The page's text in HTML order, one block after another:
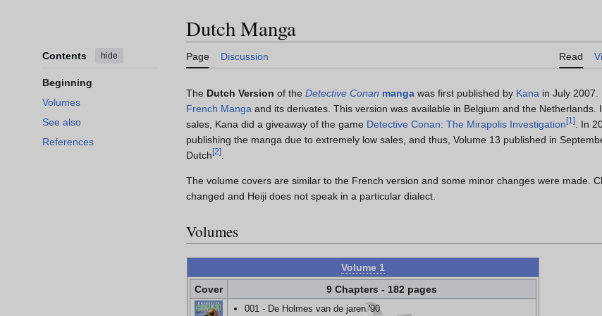
Contents hide
Beginning
Volumes
See also
References
Dutch Manga
Page Discussion Read
The Dutch Version of the Detective Conan manga was first published by Kana in July 2007.
French Manga and its derivates. This version was available in Belgium and the Netherlands.
sales, Kana did a giveaway of the game Detective Conan: The Mirapolis Investigation [1 ]
. In
publishing the manga due to extremely low sales, and thus, Volume 13 published in
Dutch [2]
The volume covers are similar to the French version and some minor changes were made.
changed and Heiji does not speak in a particular dialect.
Volumes
Volume 1
Cover
9 Chapters - 182 pages
001 - De Holmes van de jaren '90